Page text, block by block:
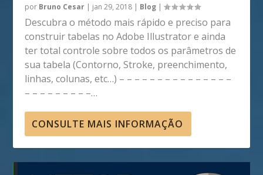
por Bruno Cesar | jan 29, 2018 | Blog |
Descubra o método mais rápido e preciso para
construir tabelas no Adobe Illustrator e ainda
ter total controle sobre todos os parâmetros de
sua tabela (Contorno, Stroke, preenchimento,
linhas, colunas, etc…) – – – – – – – – – – – – – – –
– – – – – – – – –…
CONSULTE MAIS INFORMAÇÃO